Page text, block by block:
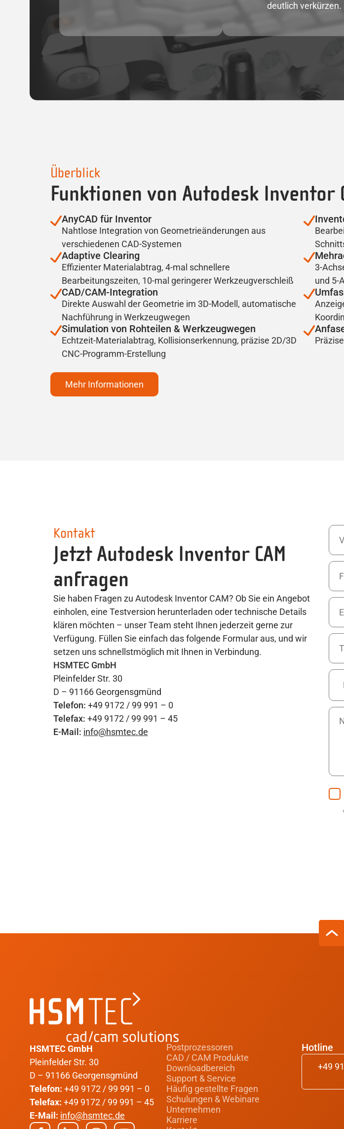
deutlich verkürzen.
Überblick
Funktionen von Autodesk Inventor
AnyCAD für Inventor
Nahtlose Integration von Geometrieänderungen aus
verschiedenen CAD-Systemen
Adaptive Clearing
Effizienter Materialabtrag, 4-mal schnellere
Bearbeitungszeiten, 10-mal geringerer Werkzeugverschleiß
CAD/CAM-Integration
Direkte Auswahl der Geometrie im 3D-Modell, automatische
Nachführung in Werkzeugwegen
Simulation von Rohteilen & Werkzeugwegen
Echtzeit-Materialabtrag, Kollisionserkennung, präzise 2D/3D
CNC-Programm-Erstellung
3-
und 5-
Mehr Informationen
Kontakt
Jetzt Autodesk Inventor CAM
anfragen
Sie haben Fragen zu Autodesk Inventor CAM? Ob Sie ein Angebot
einholen, eine Testversion herunterladen oder technische Details
klären möchten – unser Team steht Ihnen jederzeit gerne zur
Verfügung. Füllen Sie einfach das folgende Formular aus, und wir
setzen uns schnellstmöglich mit Ihnen in Verbindung.
HSMTEC GmbH
Pleinfelder Str. 30
D – 91166 Georgensgmünd
Telefon: +49 9172 / 99 991 – 0
Telefax: +49 9172 / 99 991 – 45
E-Mail: info@hsmtec.de
HSMTEC GmbH
Pleinfelder Str. 30
D – 91166 Georgensgmünd
Telefon: +49 9172 / 99 991 – 0
Telefax: +49 9172 / 99 991 – 45
E-Mail: info@hsmtec.de
Postprozessoren
CAD / CAM Produkte
Downloadbereich
Support & Service
Häufig gestellte Fragen
Schulungen & Webinare
Unternehmen
Karriere
Hotline
+49